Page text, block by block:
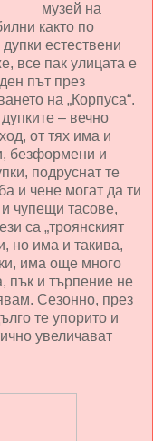
музей на
както по
естествени
все пак улицата е
път през
на „Корпуса“.
– вечно
от тях има и
безформени и
подруснат те
и чене могат да ти
чупещи тасове,
са „троянският
но има и такива,
има още много
пък и търпение не
Сезонно, през
те упорито и
увеличават